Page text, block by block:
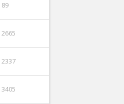
89
2665
2337
3405